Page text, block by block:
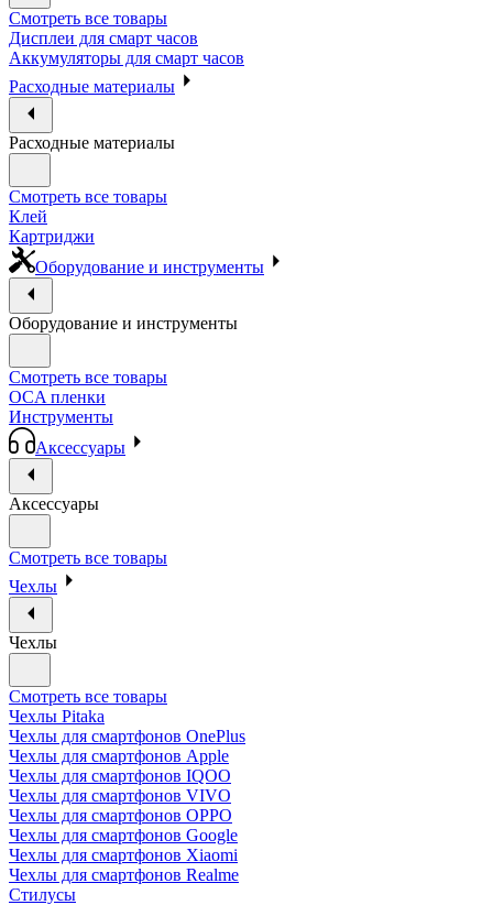
Смотреть все товары
Дисплеи для смарт часов
Аккумуляторы для смарт часов
Расходные материалы
Расходные материалы
Смотреть все товары
Клей
Картриджи
Оборудование и инструменты
Оборудование и инструменты
Смотреть все товары
OCA пленки
Инструменты
Аксессуары
Аксессуары
Смотреть все товары
Чехлы
Чехлы
Смотреть все товары
Чехлы Pitaka
Чехлы для смартфонов OnePlus
Чехлы для смартфонов Apple
Чехлы для смартфонов IQOO
Чехлы для смартфонов VIVO
Чехлы для смартфонов OPPO
Чехлы для смартфонов Google
Чехлы для смартфонов Xiaomi
Чехлы для смартфонов Realme
Стилусы